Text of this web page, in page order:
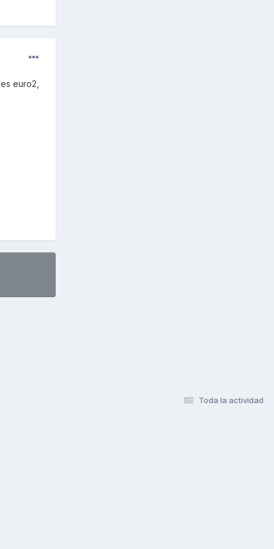
euro2,
Toda la actividad